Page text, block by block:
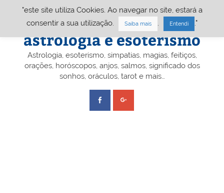
Portal A&E – Portal
astrologia e esoterismo
Astrologia, esoterismo, simpatias, magias, feitiços,
orações, horóscopos, anjos, salmos, significado dos
sonhos, oráculos, tarot e mais…
"este site utiliza Cookies. Ao navegar no site, estará a
consentir a sua utilização.
Saiba mais Entendi ."